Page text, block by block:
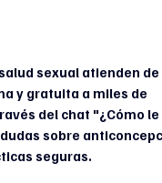
sexual atienden de
y gratuita a miles de
del chat "¿Cómo le
sobre
seguras.